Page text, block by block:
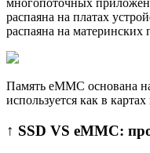
многопоточных
распаяна на платах
распаяна на материнских
Память eMMC основана
используется как в
↑ SSD VS eMMC: